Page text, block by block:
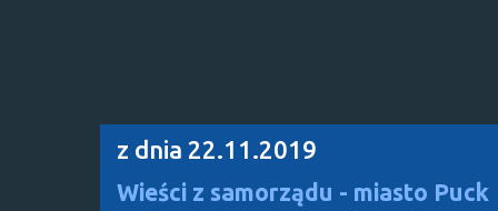
z dnia 22.11.2019
Wieści z samorządu - miasto Puck